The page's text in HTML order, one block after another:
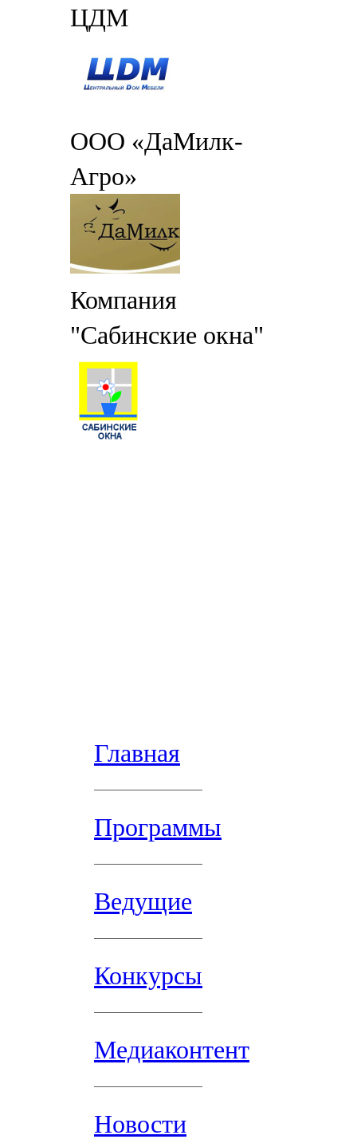
ЦДМ
ООО «ДаМилк-
Агро»
Компания
"Сабинские окна"
Главная
Программы
Ведущие
Конкурсы
Медиаконтент
Новости